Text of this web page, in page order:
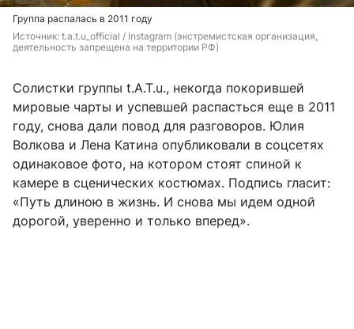
Группа распалась в 2011 году
Источник: t.a.t.u_official / Instagram (экстремистская организация,
деятельность запрещена на территории РФ)
Солистки группы t.A.T.u., некогда покорившей
мировые чарты и успевшей распасться еще в 2011
году, снова дали повод для разговоров. Юлия
Волкова и Лена Катина опубликовали в соцсетях
одинаковое фото, на котором стоят спиной к
камере в сценических костюмах. Подпись гласит:
«Путь длиною в жизнь. И снова мы идем одной
дорогой, уверенно и только вперед».